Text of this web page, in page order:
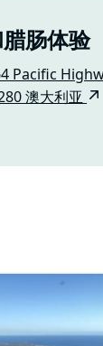
肠体验
Pacific
澳大利亚